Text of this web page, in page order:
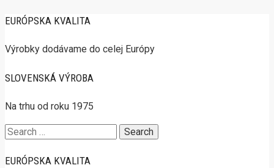
EURÓPSKA KVALITA
Výrobky dodávame do celej Európy
SLOVENSKÁ VÝROBA
Na trhu od roku 1975
Search
EURÓPSKA KVALITA